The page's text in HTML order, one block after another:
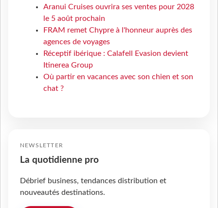
Aranui Cruises ouvrira ses ventes pour 2028
le 5 août prochain
FRAM remet Chypre à l'honneur auprès des
agences de voyages
Réceptif ibérique : Calafell Evasion devient
Itinerea Group
Où partir en vacances avec son chien et son
chat ?
NEWSLETTER
La quotidienne pro
Débrief business, tendances distribution et
nouveautés destinations.